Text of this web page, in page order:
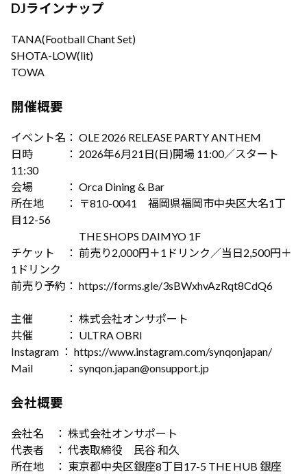
DJラインナップ
TANA(Football Chant Set)
SHOTA-LOW(lit)
TOWA
開催概要
イベント名： OLE 2026 RELEASE PARTY ANTHEM
日時 ： 2026年6月21日(日)開場 11:00／スタート
11:30
会場 ： Orca Dining & Bar
所在地 ： 〒810-0041 福岡県福岡市中央区大名1丁
目12-56
THE SHOPS DAIMYO 1F
チケット ： 前売り2,000円＋1ドリンク／当日2,500円＋
1ドリンク
前売り予約： https://forms.gle/3sBWxhvAzRqt8CdQ6
主催 ： 株式会社オンサポート
共催 ： ULTRA OBRI
Instagram ： https://www.instagram.com/synqonjapan/
Mail ： synqon.japan@onsupport.jp
会社概要
会社名 ： 株式会社オンサポート
代表者 ： 代表取締役 民谷 和久
所在地 ： 東京都中央区銀座8丁目17-5 THE HUB 銀座